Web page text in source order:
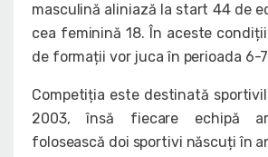
masculină aliniază la start 44 de
cea feminină 18. În aceste
de formații vor juca în perioada 6-
Competiția este destinată
2003, însă fiecare echipă
folosească doi sportivi născuți în